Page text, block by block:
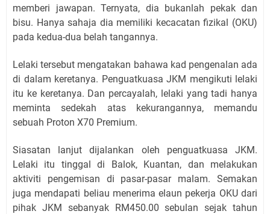
memberi jawapan. Ternyata, dia bukanlah pekak dan
bisu. Hanya sahaja dia memiliki kecacatan fizikal (OKU)
pada kedua-dua belah tangannya.
Lelaki tersebut mengatakan bahawa kad pengenalan ada
di dalam keretanya. Penguatkuasa JKM mengikuti lelaki
itu ke keretanya. Dan percayalah, lelaki yang tadi hanya
meminta sedekah atas kekurangannya, memandu
sebuah Proton X70 Premium.
Siasatan lanjut dijalankan oleh penguatkuasa JKM.
Lelaki itu tinggal di Balok, Kuantan, dan melakukan
aktiviti pengemisan di pasar-pasar malam. Semakan
juga mendapati beliau menerima elaun pekerja OKU dari
pihak JKM sebanyak RM450.00 sebulan sejak tahun